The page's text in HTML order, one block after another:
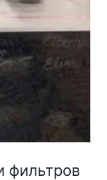
фильтров